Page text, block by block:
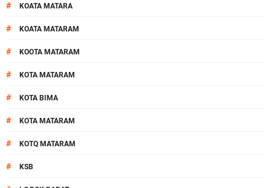
# KOATA MATARA
# KOATA MATARAM
# KOOTA MATARAM
# KOTA MATARAM
# KOTA BIMA
# KOTA MATARAM
# KOTQ MATARAM
# KSB